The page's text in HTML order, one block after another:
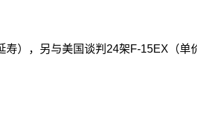
），另与美国谈判24架F-15EX（单